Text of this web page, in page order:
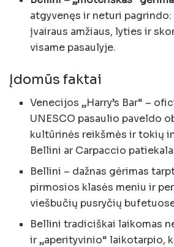
atgyvenęs ir neturi
įvairaus amžiaus, lyties ir
visame pasaulyje.
Įdomūs faktai
Venecijos „Harry’s Bar“ –
UNESCO pasaulio paveldo
kultūrinės reikšmės ir tokių
Bellini ar Carpaccio
Bellini – dažnas gėrimas
pirmosios klasės meniu ir
viešbučių pusryčių
Bellini tradiciškai laikomas
ir „aperityvinio“ laikotarpio,